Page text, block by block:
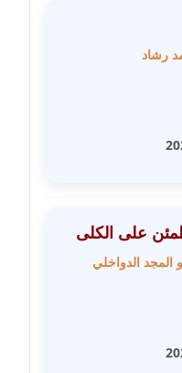
رشاد
على الكلى
المجد الدواخلي